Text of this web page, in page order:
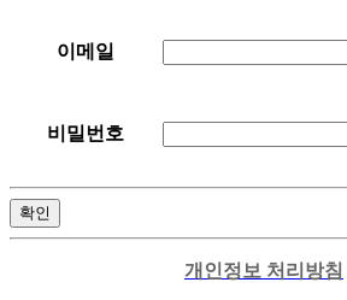
이메일
비밀번호
확인
개인정보 처리방침